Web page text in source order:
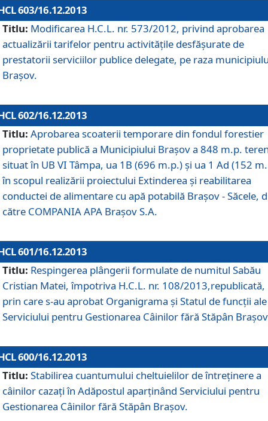
603/16.12.2013
Titlu: Modificarea H.C.L. nr. 573/2012, privind aprobarea
actualizării tarifelor pentru activităţile desfăşurate de
prestatorii serviciilor publice delegate, pe raza
Braşov.
602/16.12.2013
Titlu: Aprobarea scoaterii temporare din fondul forestier
proprietate publică a Municipiului Braşov a 848 m.p.
situat în UB VI Tâmpa, ua 1B (696 m.p.) şi ua 1 Ad (152
în scopul realizării proiectului Extinderea şi reabilitarea
conductei de alimentare cu apă potabilă Braşov - Săcele,
către COMPANIA APA Braşov S.A.
601/16.12.2013
Titlu: Respingerea plângerii formulate de numitul Sabău
Cristian Matei, împotriva H.C.L. nr. 108/2013,republicată,
prin care s-au aprobat Organigrama şi Statul de funcţii ale
Serviciului pentru Gestionarea Câinilor fără Stăpân
600/16.12.2013
Titlu: Stabilirea cuantumului cheltuielilor de întreţinere a
câinilor cazaţi în Adăpostul aparţinând Serviciului pentru
Gestionarea Câinilor fără Stăpân Braşov.